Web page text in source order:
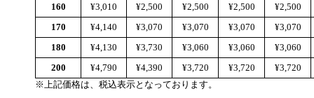
160
¥3,010 ¥2,500 ¥2,500 ¥2,500
¥2,500
170
¥4,140 ¥3,070 ¥3,070 ¥3,070
¥3,070
180
¥4,130 ¥3,730 ¥3,060 ¥3,060
¥3,060
200
¥4,790 ¥4,390 ¥3,720 ¥3,720
¥3,720
※上記価格は、税込表示となっております。